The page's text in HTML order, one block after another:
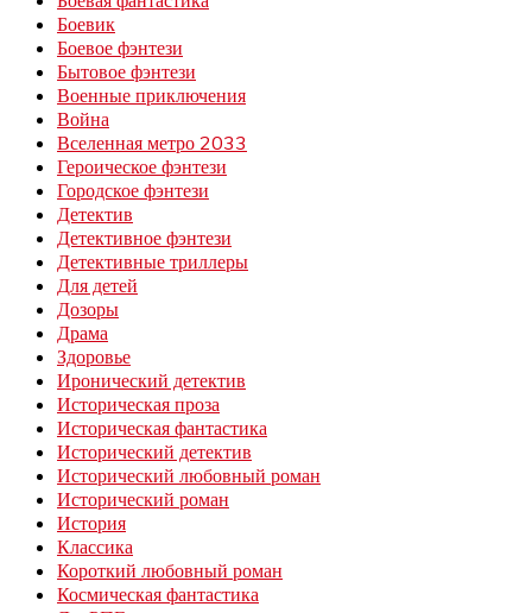
Боевик
Боевое фэнтези
Бытовое фэнтези
Военные приключения
Война
Вселенная метро 2033
Героическое фэнтези
Городское фэнтези
Детектив
Детективное фэнтези
Детективные триллеры
Для детей
Дозоры
Драма
Здоровье
Иронический детектив
Историческая проза
Историческая фантастика
Исторический детектив
Исторический любовный роман
Исторический роман
История
Классика
Короткий любовный роман
Космическая фантастика